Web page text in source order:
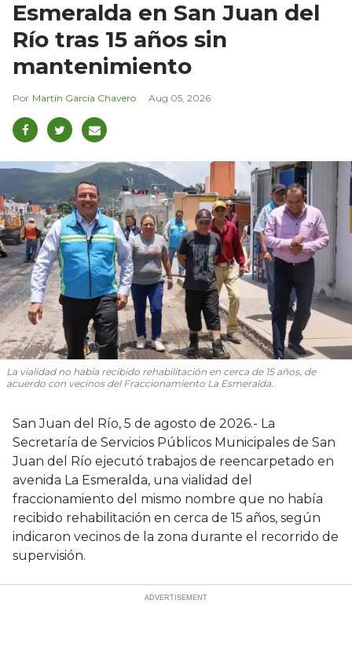
Esmeralda en San Juan del
Río tras 15 años sin
mantenimiento
Martín García Chavero Aug 05, 2026
La vialidad no había recibido rehabilitación en cerca de 15 años, de
acuerdo con vecinos del Fraccionamiento La Esmeralda.
San Juan del Río, 5 de agosto de 2026.- La
Secretaría de Servicios Públicos Municipales de San
Juan del Río ejecutó trabajos de reencarpetado en
avenida La Esmeralda, una vialidad del
fraccionamiento del mismo nombre que no había
recibido rehabilitación en cerca de 15 años, según
indicaron vecinos de la zona durante el recorrido de
supervisión.